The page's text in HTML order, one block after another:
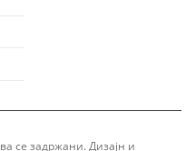
се задржани. Дизајн и